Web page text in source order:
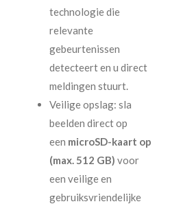
technologie die
relevante
gebeurtenissen
detecteert en u direct
meldingen stuurt.
Veilige opslag: sla
beelden direct op
een microSD-kaart op
(max. 512 GB) voor
een veilige en
gebruiksvriendelijke